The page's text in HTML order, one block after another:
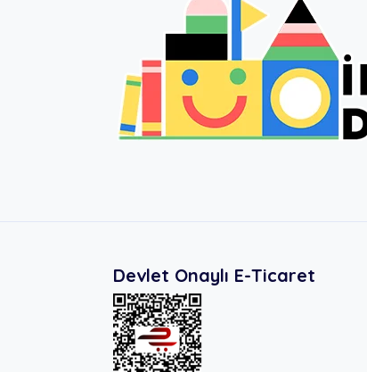
Devlet Onaylı E-Ticaret